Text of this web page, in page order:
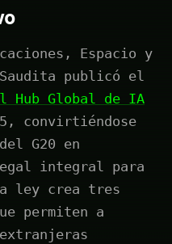
Espacio y
publicó el
Hub Global de IA
convirtiéndose
G20 en
integral para
ley crea tres
permiten a